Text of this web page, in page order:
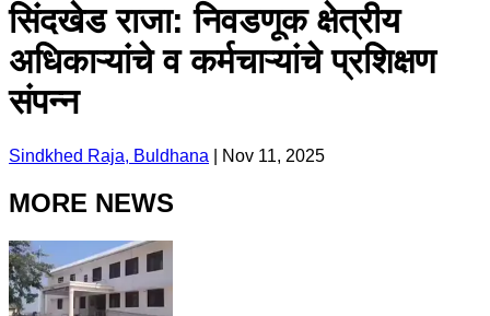
सिंदखेड राजा: निवडणूक क्षेत्रीय
अधिकाऱ्यांचे व कर्मचाऱ्यांचे प्रशिक्षण
संपन्न
Sindkhed Raja, Buldhana Nov 11, 2025
MORE NEWS